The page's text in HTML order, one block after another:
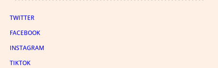
TWITTER
FACEBOOK
INSTAGRAM
TIKTOK